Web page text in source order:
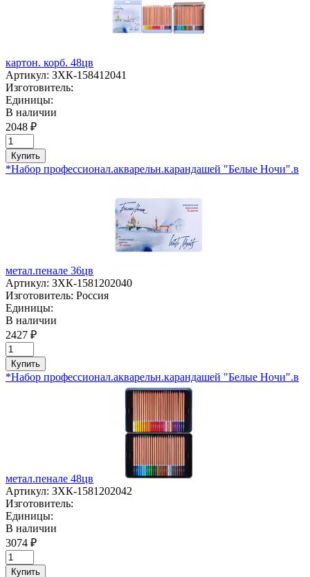
картон. корб. 48цв
Артикул: ЗХК-158412041
Изготовитель:
Единицы:
В наличии
2048 ₽
Купить
*Набор профессионал.акварельн.карандашей "Белые Ночи".в
метал.пенале 36цв
Артикул: ЗХК-1581202040
Изготовитель: Россия
Единицы:
В наличии
2427 ₽
Купить
*Набор профессионал.акварельн.карандашей "Белые Ночи".в
метал.пенале 48цв
Артикул: ЗХК-1581202042
Изготовитель:
Единицы:
В наличии
3074 ₽
Купить